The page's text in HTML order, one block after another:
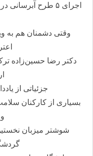
وقتی دشمنان هم به
دکتر رضا حسین‌زاده
جزئیاتی از
بسیاری از کارکنان
شوشتر میزبان